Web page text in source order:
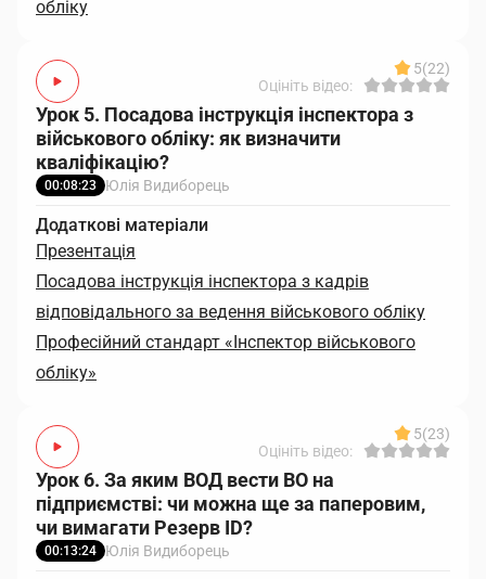
обліку
5(22)
Оцініть відео:
Урок 5. Посадова інструкція інспектора з
військового обліку: як визначити
кваліфікацію?
00:08:23 Юлія Видиборець
Додаткові матеріали
Презентація
Посадова інструкція інспектора з кадрів
відповідального за ведення військового обліку
Професійний стандарт «Інспектор військового
обліку»
5(23)
Оцініть відео:
Урок 6. За яким ВОД вести ВО на
підприємстві: чи можна ще за паперовим,
чи вимагати Резерв ID?
00:13:24 Юлія Видиборець